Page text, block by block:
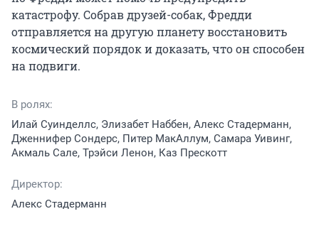
катастрофу. Собрав друзей-собак, Фредди
отправляется на другую планету восстановить
космический порядок и доказать, что он способен
на подвиги.
В ролях:
Илай Суинделлс, Элизабет Наббен, Алекс Стадерманн,
Дженнифер Сондерс, Питер МакАллум, Самара Уивинг,
Акмаль Сале, Трэйси Ленон, Каз Прескотт
Директор:
Алекс Стадерманн